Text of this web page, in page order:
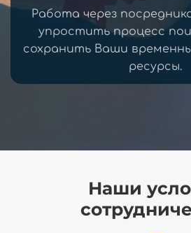
Работа через
упростить процесс
сохранить Ваши
ресурсы.
Наши